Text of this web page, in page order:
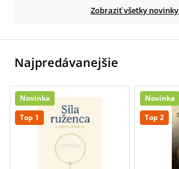
Zobraziť všetky novinky
Najpredávanejšie
Novinka
Top 1
Novinka
Top 2